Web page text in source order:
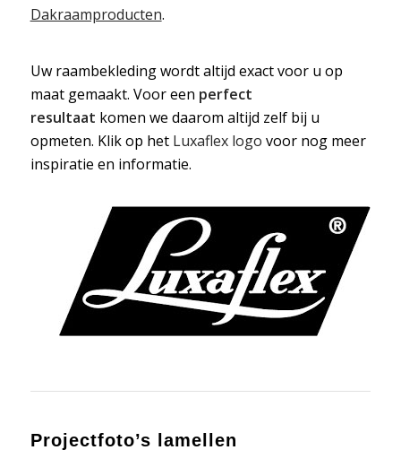
Dakraamproducten.
Uw raambekleding wordt altijd exact voor u op
maat gemaakt. Voor een perfect
resultaat komen we daarom altijd zelf bij u
opmeten. Klik op het Luxaflex logo voor nog meer
inspiratie en informatie.
Projectfoto’s lamellen